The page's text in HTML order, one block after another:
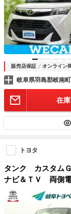
販売店保証 オンライン
岐阜県羽島郡岐南町
在
トヨタ
タンク カスタム
ナビ＆ＴＶ 両側
ラレコ ＤＶＤ再
害軽減システム